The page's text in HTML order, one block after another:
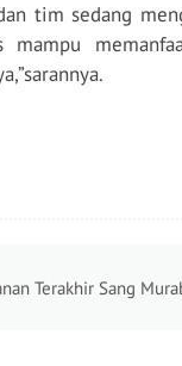
tim sedang
mampu
Terakhir Sang